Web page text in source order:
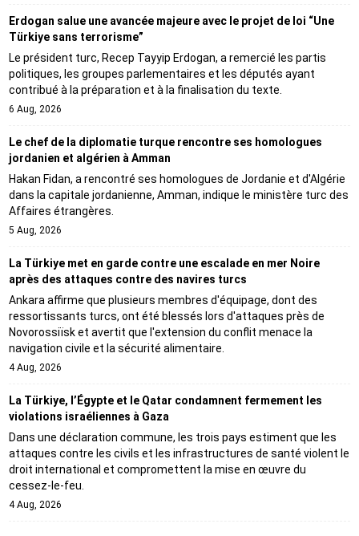
Erdogan salue une avancée majeure avec le projet de loi “Une
Türkiye sans terrorisme”
Le président turc, Recep Tayyip Erdogan, a remercié les partis
politiques, les groupes parlementaires et les députés ayant
contribué à la préparation et à la finalisation du texte.
6 Aug, 2026
Le chef de la diplomatie turque rencontre ses homologues
jordanien et algérien à Amman
Hakan Fidan, a rencontré ses homologues de Jordanie et d'Algérie
dans la capitale jordanienne, Amman, indique le ministère turc des
Affaires étrangères.
5 Aug, 2026
La Türkiye met en garde contre une escalade en mer Noire
après des attaques contre des navires turcs
Ankara affirme que plusieurs membres d'équipage, dont des
ressortissants turcs, ont été blessés lors d'attaques près de
Novorossiïsk et avertit que l'extension du conflit menace la
navigation civile et la sécurité alimentaire.
4 Aug, 2026
La Türkiye, l’Égypte et le Qatar condamnent fermement les
violations israéliennes à Gaza
Dans une déclaration commune, les trois pays estiment que les
attaques contre les civils et les infrastructures de santé violent le
droit international et compromettent la mise en œuvre du
cessez-le-feu.
4 Aug, 2026